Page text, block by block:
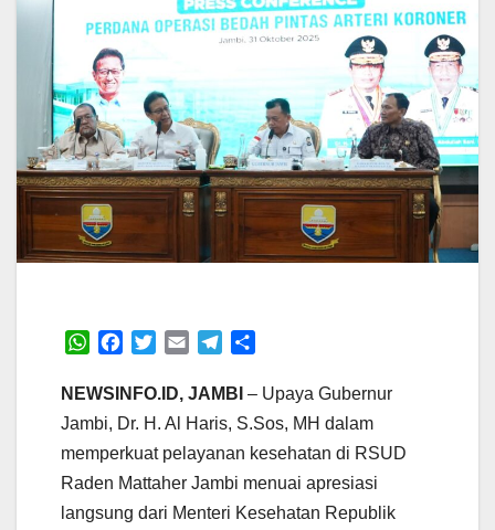
W
a
A
p
p
c
e
o
o
k
i
e
r
a
l
r
a
m
a
r
NEWSINFO.ID, JAMBI – Upaya Gubernur
Jambi, Dr. H. Al Haris, S.Sos, MH dalam
memperkuat pelayanan kesehatan di RSUD
Raden Mattaher Jambi menuai apresiasi
langsung dari Menteri Kesehatan Republik